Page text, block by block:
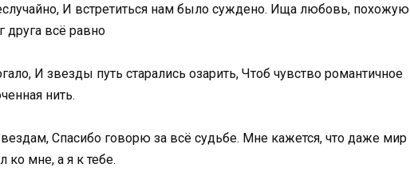
И встретиться нам было суждено. Ища любовь, похожую
всё равно
И звезды путь старались озарить, Чтоб чувство романтичное
нить.
Спасибо говорю за всё судьбе. Мне кажется, что даже мир
ко мне, а я к тебе.